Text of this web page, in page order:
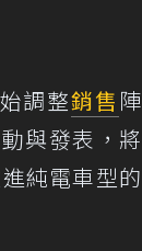
調整銷售 陣
與發表，將
純電車型的